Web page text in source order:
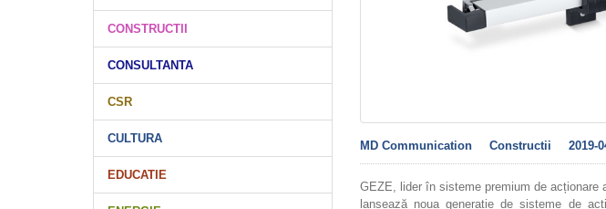
CONSTRUCTII
CONSULTANTA
CSR
CULTURA
EDUCATIE
MD Communication Constructii 2019-
GEZE, lider în sisteme premium de acționare
lansează noua generație de sisteme de